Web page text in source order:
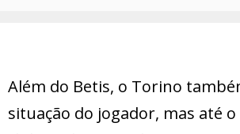
Além do Betis, o Torino
situação do jogador, mas até